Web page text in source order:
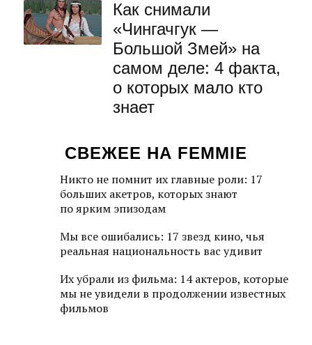
Как снимали
«Чингачгук —
Большой Змей» на
самом деле: 4 факта,
о которых мало кто
знает
СВЕЖЕЕ НА FEMMIE
Никто не помнит их главные роли: 17
больших акетров, которых знают
по ярким эпизодам
Мы все ошибались: 17 звезд кино, чья
реальная национальность вас удивит
Их убрали из фильма: 14 актеров, которые
мы не увидели в продолжении известных
фильмов